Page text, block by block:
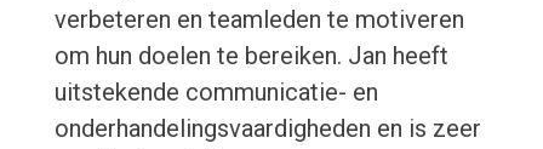
verbeteren en teamleden te motiveren
om hun doelen te bereiken. Jan heeft
uitstekende communicatie- en
onderhandelingsvaardigheden en is zeer